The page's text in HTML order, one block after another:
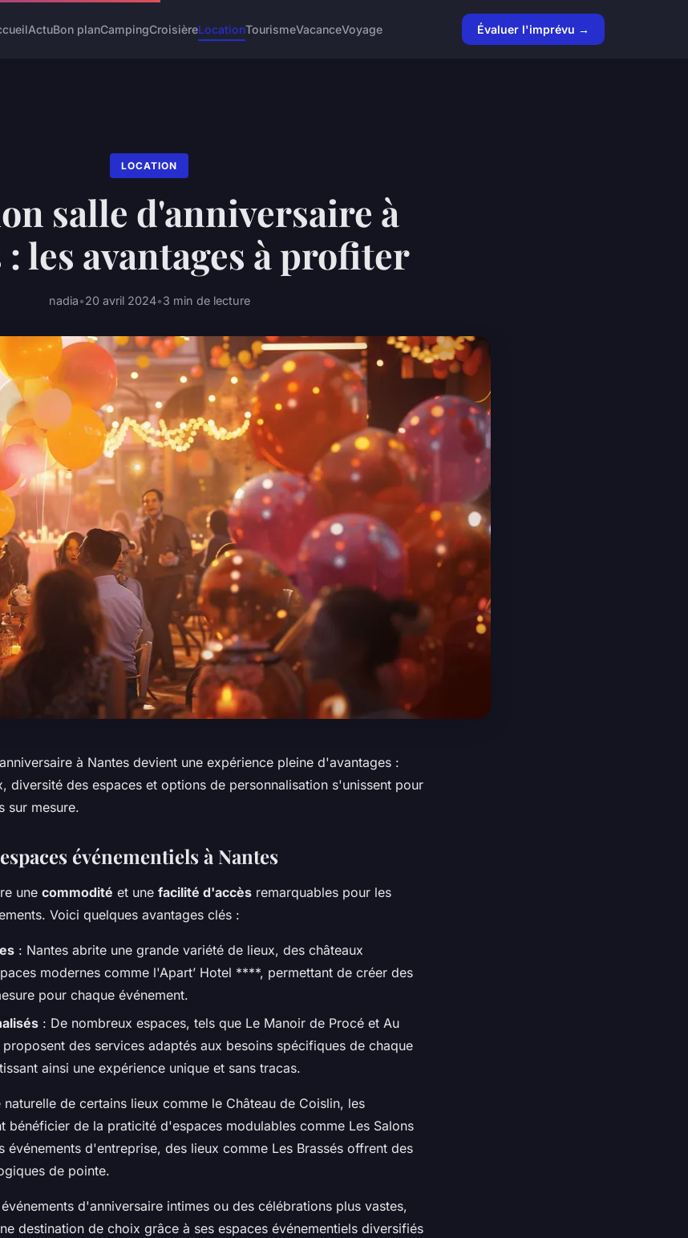
ActuBon planCampingCroisièreLocationTourismeVacanceVoyage Évaluer l'imprévu →
LOCATION
salle d'anniversaire à
: les avantages à profiter
nadia•20 avril 2024•3 min de lecture
à Nantes devient une expérience pleine d'avantages :
diversité des espaces et options de personnalisation s'unissent pour
sur mesure.
événementiels à Nantes
une commodité et une facilité d'accès remarquables pour les
Voici quelques avantages clés :
: Nantes abrite une grande variété de lieux, des châteaux
modernes comme l'Apart’ Hotel ****, permettant de créer des
pour chaque événement.
: De nombreux espaces, tels que Le Manoir de Procé et Au
des services adaptés aux besoins spécifiques de chaque
ainsi une expérience unique et sans tracas.
de certains lieux comme le Château de Coislin, les
bénéficier de la praticité d'espaces modulables comme Les Salons
événements d'entreprise, des lieux comme Les Brassés offrent des
de pointe.
d'anniversaire intimes ou des célébrations plus vastes,
destination de choix grâce à ses espaces événementiels diversifiés